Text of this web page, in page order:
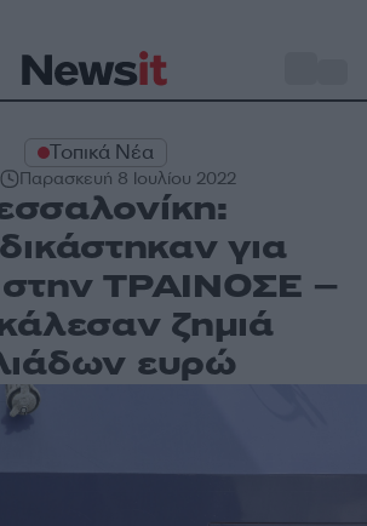
Τοπικά Νέα
Παρασκευή 8 Ιουλίου 2022
για
στην ΤΡΑΙΝΟΣΕ –
ζημιά
ευρώ